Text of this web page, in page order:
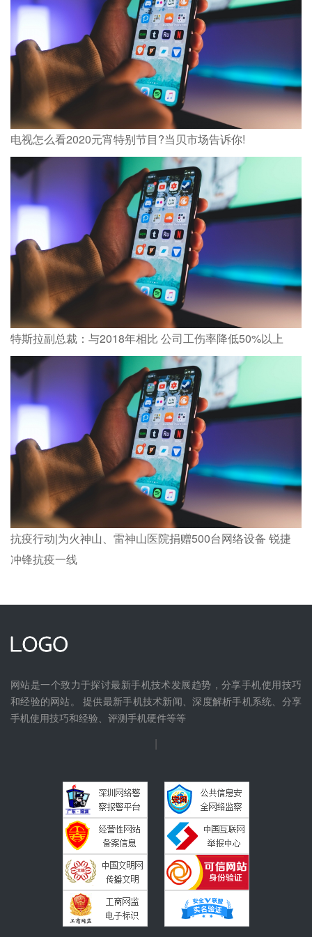
电视怎么看2020元宵特别节目?当贝市场告诉你!
特斯拉副总裁：与2018年相比 公司工伤率降低50%以上
抗疫行动|为火神山、雷神山医院捐赠500台网络设备 锐捷
冲锋抗疫一线
网站是一个致力于探讨最新手机技术发展趋势，分享手机使用技巧
和经验的网站。 提供最新手机技术新闻、深度解析手机系统、分享
手机使用技巧和经验、评测手机硬件等等
|